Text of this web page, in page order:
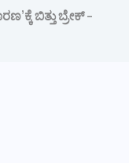
ಬಿತ್ತು ಬ್ರೇಕ್ –